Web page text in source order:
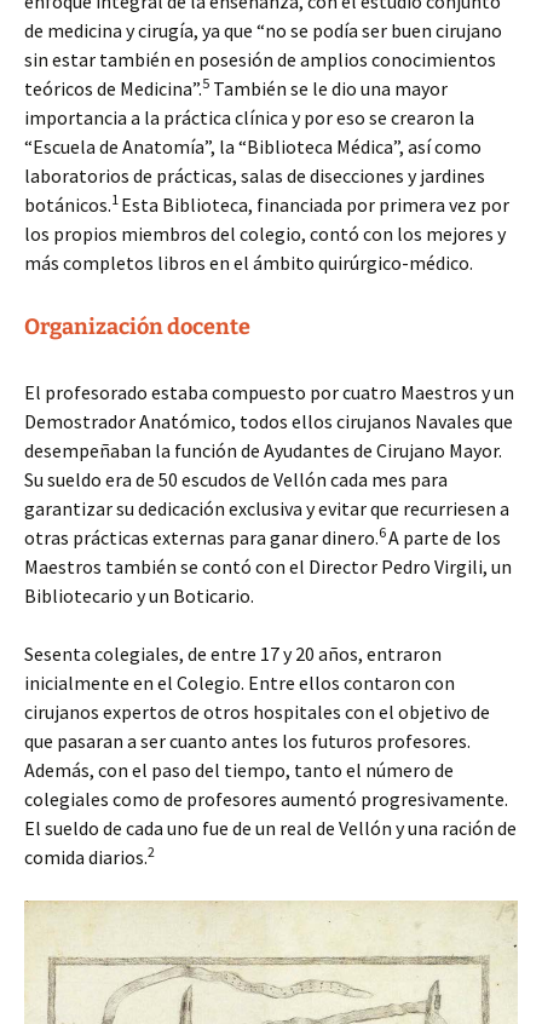
de medicina y cirugía, ya que “no se podía ser buen cirujano
sin estar también en posesión de amplios conocimientos
teóricos de Medicina”.5 También se le dio una mayor
importancia a la práctica clínica y por eso se crearon la
“Escuela de Anatomía”, la “Biblioteca Médica”, así como
laboratorios de prácticas, salas de disecciones y jardines
botánicos.1 Esta Biblioteca, financiada por primera vez por
los propios miembros del colegio, contó con los mejores y
más completos libros en el ámbito quirúrgico-médico.
Organización docente
El profesorado estaba compuesto por cuatro Maestros y un
Demostrador Anatómico, todos ellos cirujanos Navales que
desempeñaban la función de Ayudantes de Cirujano Mayor.
Su sueldo era de 50 escudos de Vellón cada mes para
garantizar su dedicación exclusiva y evitar que recurriesen a
otras prácticas externas para ganar dinero.6A parte de los
Maestros también se contó con el Director Pedro Virgili, un
Bibliotecario y un Boticario.
Sesenta colegiales, de entre 17 y 20 años, entraron
inicialmente en el Colegio. Entre ellos contaron con
cirujanos expertos de otros hospitales con el objetivo de
que pasaran a ser cuanto antes los futuros profesores.
Además, con el paso del tiempo, tanto el número de
colegiales como de profesores aumentó progresivamente.
El sueldo de cada uno fue de un real de Vellón y una ración de
comida diarios.2